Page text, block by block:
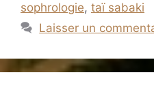
sophrologie, taï sabaki
Laisser un